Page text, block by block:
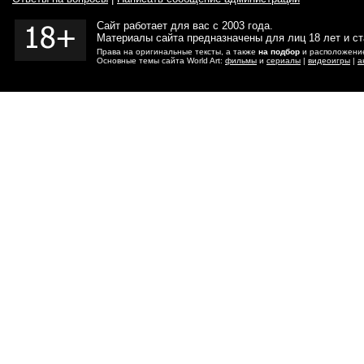
Сайт работает для вас с 2003 года.
Материалы сайта предназначены для лиц 18 лет и
Права на оригинальные тексты, а также на подбор и
Основные темы сайта World Art: фильмы и сериалы | видеоигры |